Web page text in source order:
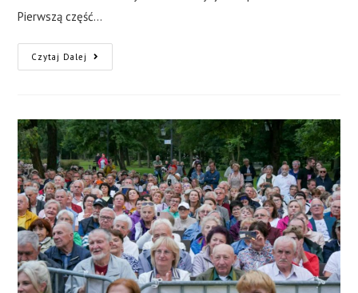
Pierwszą część…
Czytaj Dalej